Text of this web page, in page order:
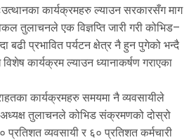
कार्यक्रमहरु ल्याउन सरकारसँग माग
तुलाचनले एक विज्ञप्ति जारी गरी कोभिड–
बढी प्रभावित पर्यटन क्षेत्र नै हुन पुगेको भन्दै
कार्यक्रम ल्याउन ध्यानाकर्षण गराएका
राहतका कार्यक्रमहरु समयमा नै व्यवसायीले
तुलाचनले कोभिड संक्रमणको दोस्रो
व्यवसायी र ६० प्रतिशत कर्मचारी